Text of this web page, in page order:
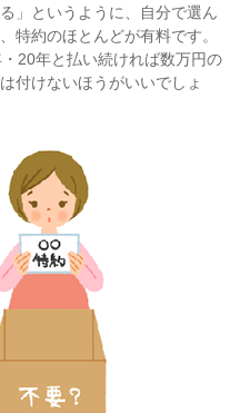
」というように、自分で選ん
特約のほとんどが有料です。
20年と払い続ければ数万円の
付けないほうがいいでしょ